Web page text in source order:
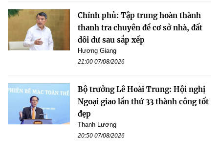
Chính phủ: Tập trung hoàn thành
thanh tra chuyên đề cơ sở nhà, đất
dôi dư sau sắp xếp
Hương Giang
21:00 07/08/2026
Bộ trưởng Lê Hoài Trung: Hội nghị
Ngoại giao lần thứ 33 thành công tốt
đẹp
Thanh Lương
20:50 07/08/2026